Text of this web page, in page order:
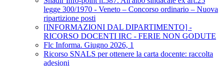
legge 300/1970 - Veneto – Concorso ordinario – Nuova
ripartizione posti
[INFORMAZIONI DAL DIPARTIMENTO] -
RICORSO DOCENTI IRC - FERIE NON GODUTE
Flc Informa. Giugno 2026, 1
Ricorso SNALS per ottenere la carta docente: raccolta
adesioni